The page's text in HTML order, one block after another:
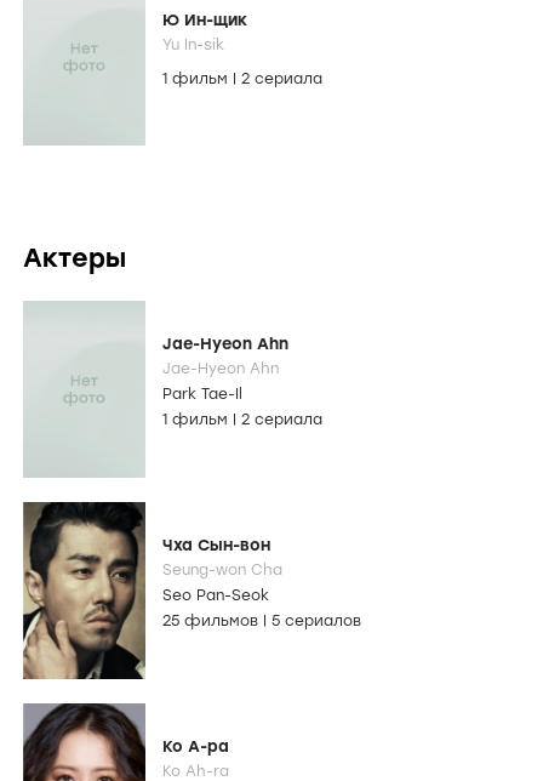
Ю Ин-щик
Yu In-sik
1 фильм
2 сериала
Актеры
Jae-Hyeon Ahn
Jae-Hyeon Ahn
Park Tae-Il
1 фильм
2 сериала
Чха Сын-вон
Seung-won Cha
Seo Pan-Seok
25 фильмов
5 сериалов
Ко А-ра
Ko Ah-ra